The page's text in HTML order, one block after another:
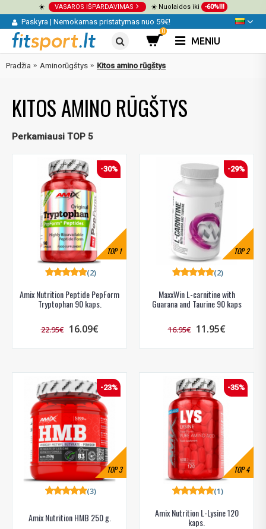
☀️ VASAROS IŠPARDAVIMAS ☀️ Nuolaidos iki -60%!!!
Paskyra | Nemokamas pristatymas nuo 59€!
0
MENIU
Pradžia Aminorūgštys Kitos amino rūgštys
KITOS AMINO RŪGŠTYS
Perkamiausi TOP 5
TOP1
-30%
Amix Nutrition Peptide PepForm
Tryptophan 90 kaps.
(2)
22.95€ 16.09€
TOP2
-29%
MaxxWin L-carnitine with
Guarana and Taurine 90 kaps
(2)
16.95€ 11.95€
TOP3
-23%
Amix Nutrition HMB 250 g.
(3)
TOP4
-35%
Amix Nutrition L-Lysine 120
kaps.
(1)